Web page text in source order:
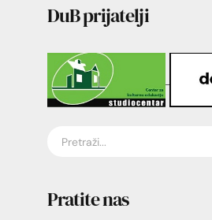
DuB prijatelji
Pratite nas